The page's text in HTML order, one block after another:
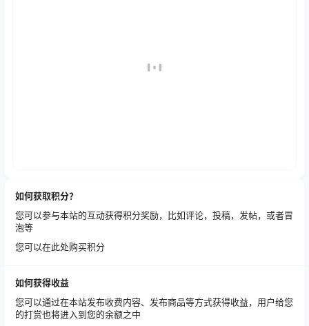
如何获取积分？
您可以参与本站的互动获得积分奖励，比如评论，投稿，发帖，或者冒
泡等
您可以在此处购买积分
如何获得收益
您可以通过在本站发布收费内容、发布商品等方式获得收益，用户给您
的打赏也将进入到您的余额之中